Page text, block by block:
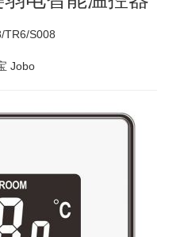
TR6/S008
Jobo